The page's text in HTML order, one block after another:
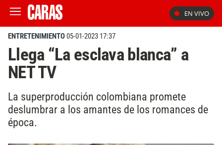
EN VIVO
ENTRETENIMIENTO05-01-2023 17:37
Llega “La esclava blanca” a
NET TV
La superproducción colombiana promete
deslumbrar a los amantes de los romances de
época.